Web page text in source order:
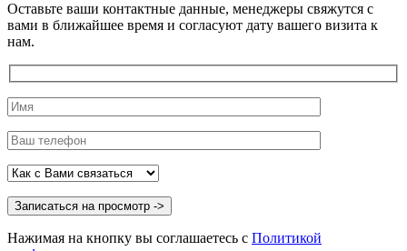
Оставьте ваши контактные данные, менеджеры свяжутся с
вами в ближайшее время и согласуют дату вашего визита к
нам.
Нажимая на кнопку вы соглашаетесь с Политикой